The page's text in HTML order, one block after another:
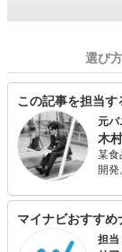
選び方
この記事を担当す
元パ
木
某食
開
イン
業す
（
エー
マイナビおすすめ
担当